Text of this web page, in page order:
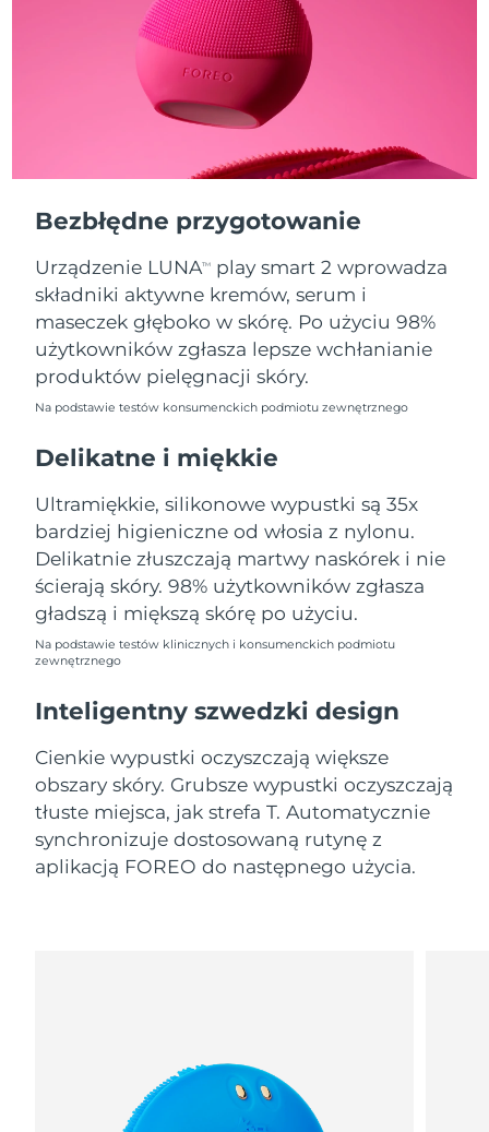
Bezbłędne przygotowanie
Urządzenie LUNATM
play smart 2 wprowadza
składniki aktywne kremów, serum i
maseczek głęboko w skórę. Po użyciu 98%
użytkowników zgłasza lepsze wchłanianie
produktów pielęgnacji skóry.
Na podstawie testów konsumenckich podmiotu zewnętrznego
Delikatne i miękkie
Ultramiękkie, silikonowe wypustki są 35x
bardziej higieniczne od włosia z nylonu.
Delikatnie złuszczają martwy naskórek i nie
ścierają skóry. 98% użytkowników zgłasza
gładszą i miększą skórę po użyciu.
Na podstawie testów klinicznych i konsumenckich podmiotu
zewnętrznego
Inteligentny szwedzki design
Cienkie wypustki oczyszczają większe
obszary skóry. Grubsze wypustki oczyszczają
tłuste miejsca, jak strefa T. Automatycznie
synchronizuje dostosowaną rutynę z
aplikacją FOREO do następnego użycia.
Oczekiwany czas dostawy
Oczekiwany czas dostawy
Portoryko
Oczekiwany czas dostawy
Oczekiwany czas dostawy
Reunion
Oczekiwany czas dostawy
8/16/26
Rumunia
Oczekiwany czas dostawy
Arabia Saudyjska
Oczekiwany czas dostawy
8/12/26
Singapur
Oczekiwany czas dostawy
8/13/26
Słowacja
Oczekiwany czas dostawy
Słowenia
Republika
Południowej Afryki
Oczekiwany czas dostawy
8/19/26
Korea Południowa
Oczekiwany czas dostawy
Oczekiwany czas dostawy